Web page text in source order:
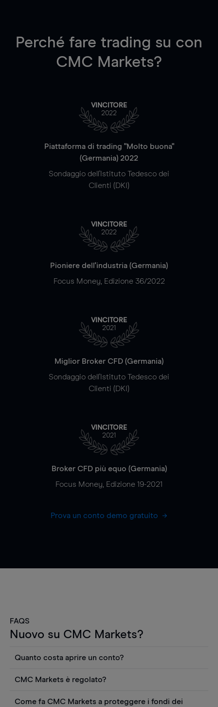
Perché fare trading su con
CMC Markets?
VINCITORE
2022
Piattaforma di trading "Molto buona"
(Germania) 2022
Sondaggio dell'Istituto Tedesco dei
Clienti (DKI)
VINCITORE
2022
Pioniere dell'industria (Germania)
Focus Money, Edizione 36/2022
VINCITORE
2021
Miglior Broker CFD (Germania)
Sondaggio dell'Istituto Tedesco dei
Clienti (DKI)
VINCITORE
2021
Broker CFD più equo (Germania)
Focus Money, Edizione 19-2021
Prova un conto demo gratuito
FAQS
Nuovo su CMC Markets?
Quanto costa aprire un conto?
Puoi anche visualizzare gratuitamente i prezzi e
utilizzare strumenti come grafici, notizie Reuters
CMC Markets è regolato?
Come fa CMC Markets a proteggere i fondi dei